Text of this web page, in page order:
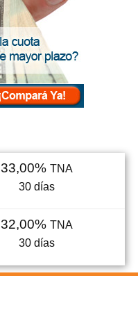
33,00% TNA
30 días
32,00% TNA
30 días